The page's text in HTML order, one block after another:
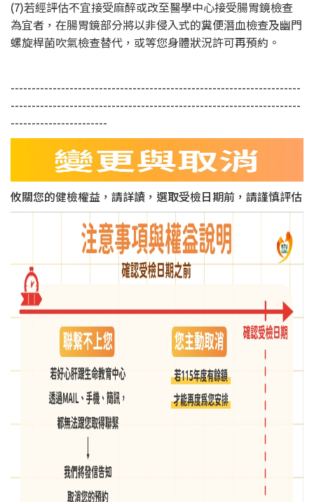
(7)若經評估不宜接受麻醉或改至醫學中心接受腸胃鏡檢查
為宜者，在腸胃鏡部分將以非侵入式的糞便潛血檢查及幽門
螺旋桿菌吹氣檢查替代，或等您身體狀況許可再預約。
---------------------------------------------------------------------
---------------------------------------------------------------------
-----------------------
攸關您的健檢權益，請詳讀，選取受檢日期前，請謹慎評估